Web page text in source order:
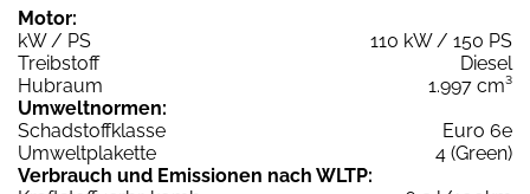
Motor:
kW / PS
110 kW / 150 PS
Treibstoff
Diesel
Hubraum
1.997 cm³
Umweltnormen:
Schadstoffklasse
Euro 6e
Umweltplakette
4 (Green)
Verbrauch und Emissionen nach WLTP: